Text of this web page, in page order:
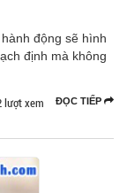
động sẽ hình
định mà không
ĐỌC TIẾP
lượt xem